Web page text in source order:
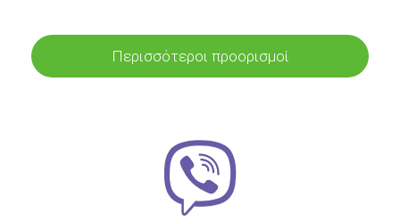
Περισσότεροι προορισμοί